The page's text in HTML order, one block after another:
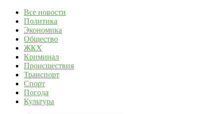
Все новости
Политика
Экономика
Общество
ЖКХ
Криминал
Происшествия
Транспорт
Спорт
Погода
Культура